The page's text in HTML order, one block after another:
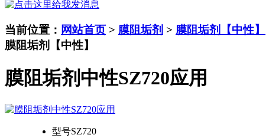
当前位置： 网站首页 > 膜阻垢剂 > 膜阻垢剂【中性】
膜阻垢剂【中性】
膜阻垢剂中性SZ720应用
型号SZ720